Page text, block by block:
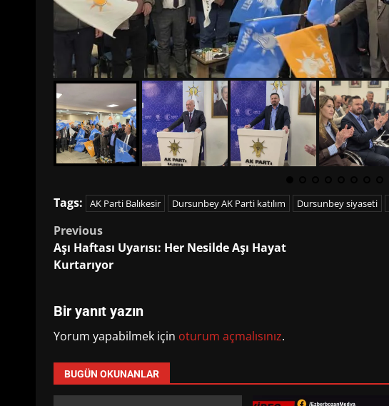
Tags: AK Parti Balıkesir Dursunbey AK Parti katılım Dursunbey siyaseti
Post
navigation
Previous
Aşı Haftası Uyarısı: Her Nesilde Aşı Hayat
Kurtarıyor
Bir yanıt yazın
Yorum yapabilmek için oturum açmalısınız.
BUGÜN OKUNANLAR